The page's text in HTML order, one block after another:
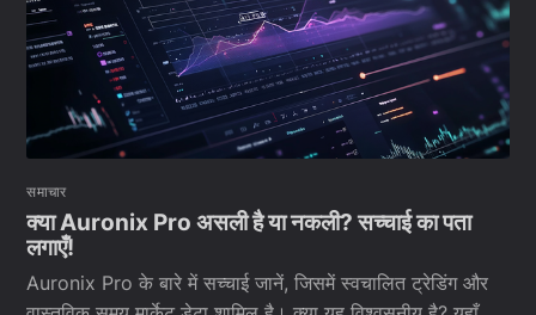
समाचार
क्या Auronix Pro असली है या नकली? सच्चाई का पता
लगाएँ!
Auronix Pro के बारे में सच्चाई जानें, जिसमें स्वचालित ट्रेडिंग और